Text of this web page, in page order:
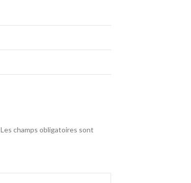
Les champs obligatoires sont